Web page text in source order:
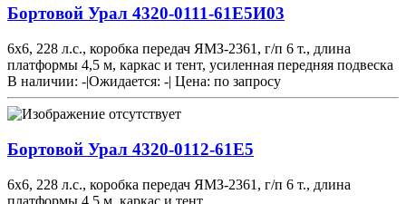
Бортовой Урал 4320-0111-61Е5И03
6х6, 228 л.с., коробка передач ЯМЗ-2361, г/п 6 т., длина
платформы 4,5 м, каркас и тент, усиленная передняя подвеска
В наличии: -|Ожидается: -| Цена: по запросу
Бортовой Урал 4320-0112-61Е5
6х6, 228 л.с., коробка передач ЯМЗ-2361, г/п 6 т., длина
платформы 4,5 м, каркас и тент